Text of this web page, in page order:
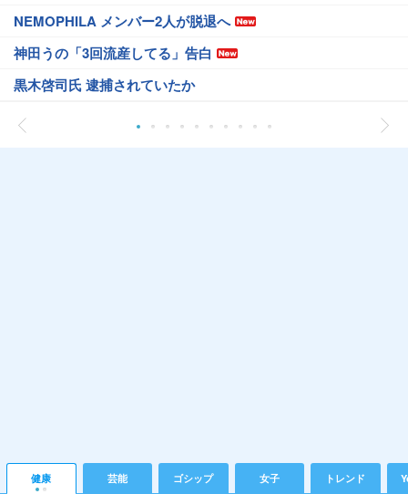
NEMOPHILA メンバー2人が脱退へ
神田うの「3回流産してる」告白
黒木啓司氏 逮捕されていたか
健康 芸能 ゴシップ 女子 トレンド